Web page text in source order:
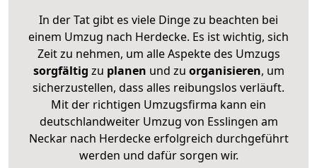
In der Tat gibt es viele Dinge zu beachten bei
einem Umzug nach Herdecke. Es ist wichtig, sich
Zeit zu nehmen, um alle Aspekte des Umzugs
sorgfältig zu planen und zu organisieren, um
sicherzustellen, dass alles reibungslos verläuft.
Mit der richtigen Umzugsfirma kann ein
deutschlandweiter Umzug von Esslingen am
Neckar nach Herdecke erfolgreich durchgeführt
werden und dafür sorgen wir.